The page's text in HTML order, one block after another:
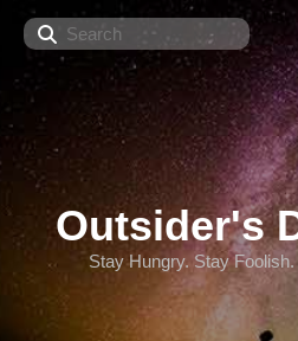
Search
Outsider's
Stay Hungry. Stay